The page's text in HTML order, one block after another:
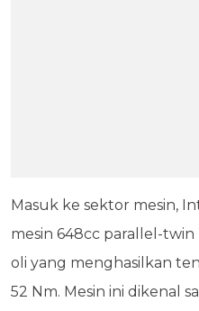
Masuk ke sektor mesin,
mesin 648cc parallel-
oli yang menghasilkan
52 Nm. Mesin ini dikenal